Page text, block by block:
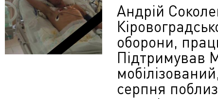
Андрій
оборони,
Підтримував
серпня